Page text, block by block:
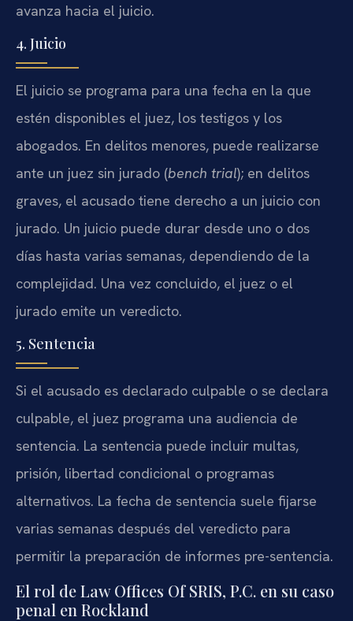
avanza hacia el juicio.
4. Juicio
El juicio se programa para una fecha en la que
estén disponibles el juez, los testigos y los
abogados. En delitos menores, puede realizarse
ante un juez sin jurado (bench trial); en delitos
graves, el acusado tiene derecho a un juicio con
jurado. Un juicio puede durar desde uno o dos
días hasta varias semanas, dependiendo de la
complejidad. Una vez concluido, el juez o el
jurado emite un veredicto.
5. Sentencia
Si el acusado es declarado culpable o se declara
culpable, el juez programa una audiencia de
sentencia. La sentencia puede incluir multas,
prisión, libertad condicional o programas
alternativos. La fecha de sentencia suele fijarse
varias semanas después del veredicto para
permitir la preparación de informes pre-sentencia.
El rol de Law Offices Of SRIS, P.C. en su caso
penal en Rockland